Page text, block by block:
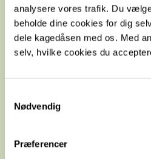
analysere vores trafik. Du
beholde dine cookies for dig
dele kagedåsen med os. Med
selv, hvilke cookies du
Nødvendig
Præferencer
Kontakt